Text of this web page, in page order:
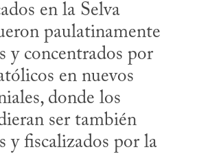
en la Selva
paulatinamente
y concentrados por
en nuevos
donde los
ser también
y fiscalizados por la